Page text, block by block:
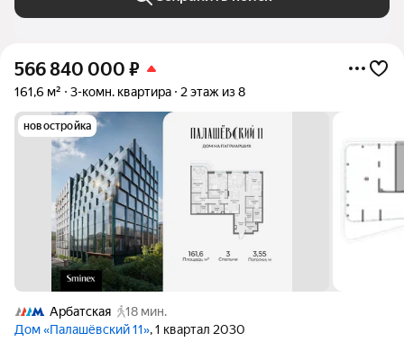
566 840 000 ₽
161,6 м² 3-комн. квартира 2 этаж из 8
новостройка
Арбатская
18 мин.
Дом «Палашёвский 11», 1 квартал 2030